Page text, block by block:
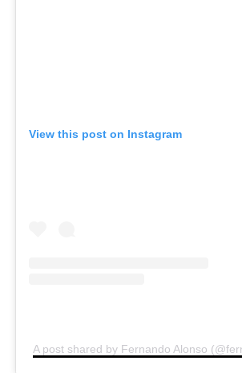
View this post on Instagram
A post shared by Fernando Alonso